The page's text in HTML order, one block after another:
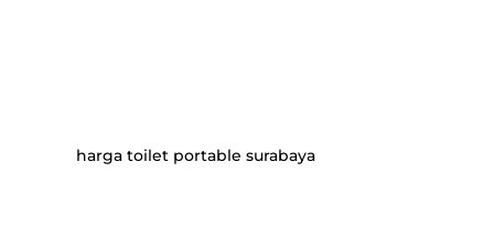
harga toilet portable surabaya